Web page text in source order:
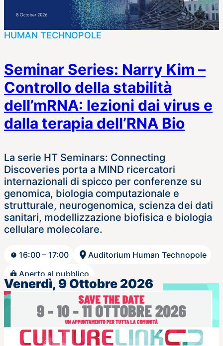
HUMAN TECHNOPOLE
Seminar Series: Narry Kim –
Controllo della stabilità
dell’mRNA: lezioni dai virus e
dalla terapia dell’RNA Bio
La serie HT Seminars: Connecting
Discoveries porta a MIND ricercatori
internazionali di spicco per conferenze su
genomica, biologia computazionale e
strutturale, neurogenomica, scienza dei dati
sanitari, modellizzazione biofisica e biologia
cellulare molecolare.
16:00 – 17:00
Auditorium Human Technopole
Aperto al pubblico
Venerdì, 9 Ottobre 2026